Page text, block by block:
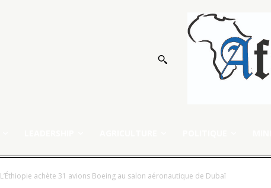
L’Éthiopie achète 31 avions Boeing au salon aéronautique de Dubaï